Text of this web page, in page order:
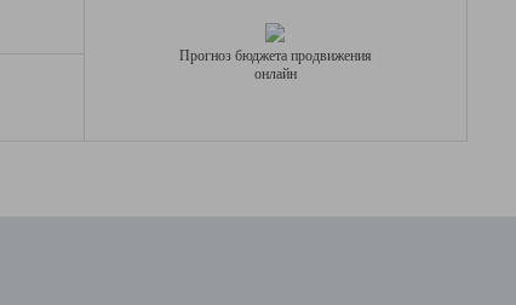
Прогноз бюджета продвижения
онлайн